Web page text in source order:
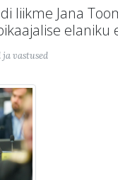
liikme Jana
elaniku
vastused